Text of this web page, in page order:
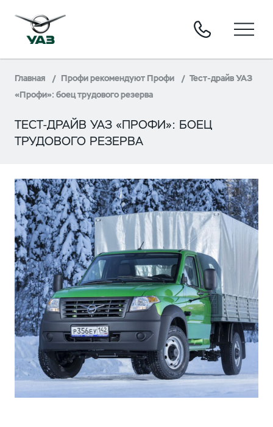
Главная Профи рекомендуют Профи
Тест-драйв УАЗ
«Профи»: боец трудового резерва
ТЕСТ-ДРАЙВ УАЗ «ПРОФИ»: БОЕЦ
ТРУДОВОГО РЕЗЕРВА